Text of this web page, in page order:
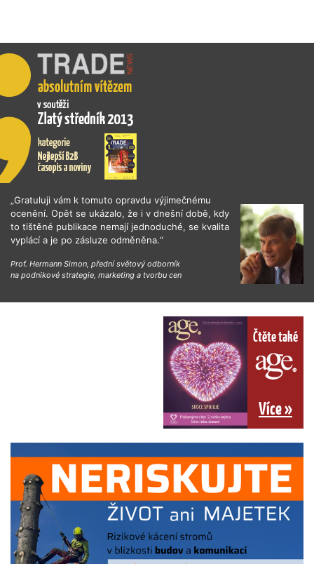
„Gratuluji vám k tomuto opravdu výjimečnému
ocenění. Opět se ukázalo, že i v dnešní době, kdy
to tištěné publikace nemají jednoduché, se kvalita
vyplácí a je po zásluze odměněna.“
Prof. Hermann Simon, přední světový odborník
na podnikové strategie, marketing a tvorbu cen
Čtěte také
Více »